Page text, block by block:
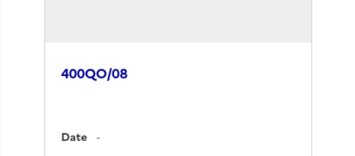
400QO/08
Date
-